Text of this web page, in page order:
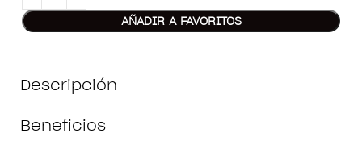
AÑADIR A FAVORITOS
Descripción
Beneficios